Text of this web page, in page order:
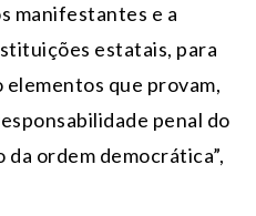
manifestantes e a
estatais, para
elementos que provam,
penal do
ordem democrática”,